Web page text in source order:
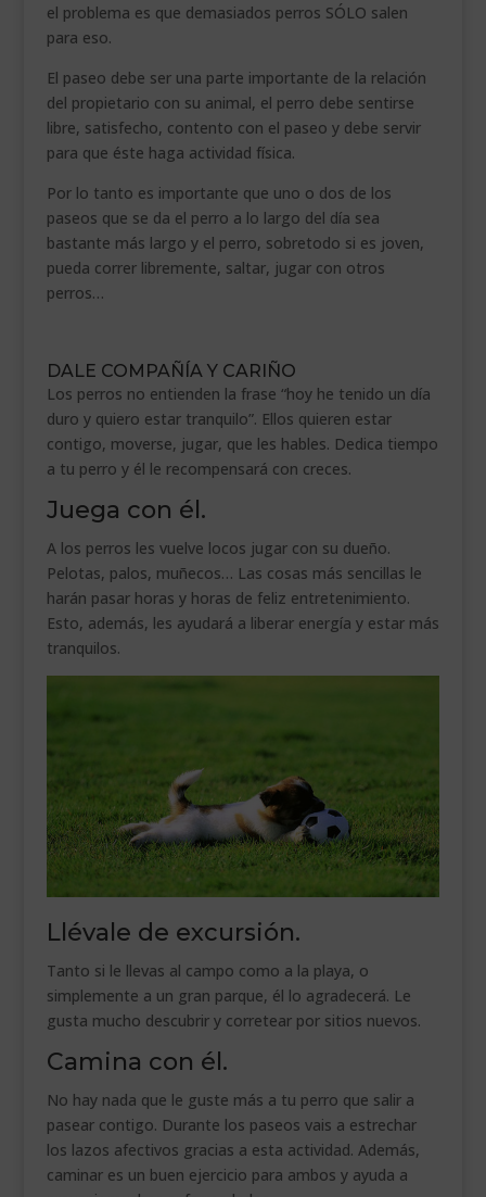
el problema es que demasiados perros SÓLO salen
para eso.
El paseo debe ser una parte importante de la relación
del propietario con su animal, el perro debe sentirse
libre, satisfecho, contento con el paseo y debe servir
para que éste haga actividad física.
Por lo tanto es importante que uno o dos de los
paseos que se da el perro a lo largo del día sea
bastante más largo y el perro, sobretodo si es joven,
pueda correr libremente, saltar, jugar con otros
perros…
DALE COMPAÑÍA Y CARIÑO
Los perros no entienden la frase “hoy he tenido un día
duro y quiero estar tranquilo”. Ellos quieren estar
contigo, moverse, jugar, que les hables. Dedica tiempo
a tu perro y él le recompensará con creces.
Juega con él.
A los perros les vuelve locos jugar con su dueño.
Pelotas, palos, muñecos… Las cosas más sencillas le
harán pasar horas y horas de feliz entretenimiento.
Esto, además, les ayudará a liberar energía y estar más
tranquilos.
Llévale de excursión.
Tanto si le llevas al campo como a la playa, o
simplemente a un gran parque, él lo agradecerá. Le
gusta mucho descubrir y corretear por sitios nuevos.
Camina con él.
No hay nada que le guste más a tu perro que salir a
pasear contigo. Durante los paseos vais a estrechar
los lazos afectivos gracias a esta actividad. Además,
caminar es un buen ejercicio para ambos y ayuda a